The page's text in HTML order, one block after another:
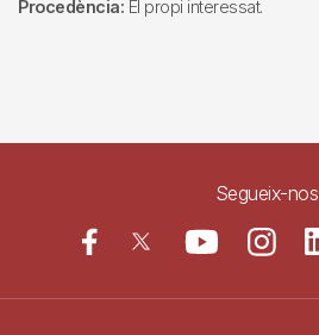
Procedència: El propi interessat.
Segueix-nos